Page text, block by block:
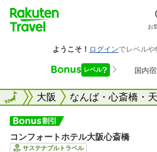
お
阪府 大阪 なんば・心斎橋・
全国
コンフォートホテル大阪心斎橋
サステナブルトラベル